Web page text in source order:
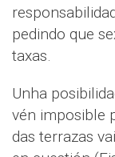
pedindo que
taxas.
Unha
vén imposible
das terrazas